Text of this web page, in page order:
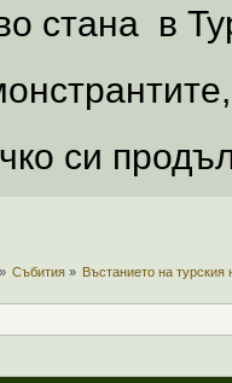
стана в
си
Събития» Въстанието на